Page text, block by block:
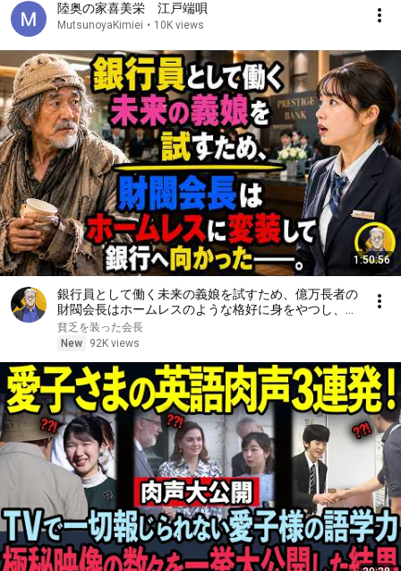
陸奥の家喜美栄 江戸端唄
MutsunoyaKimiei • 10K views
1:50:56
銀行員として働く未来の義娘を試すため、億万長者の
財閥会長はホームレスのような格好に身をやつし、銀
行へ向かった――。
貧乏を装った会長
New
92K views